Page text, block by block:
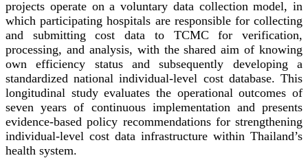
projects operate on a voluntary data collection model, in
which participating hospitals are responsible for collecting
and submitting cost data to TCMC for verification,
processing, and analysis, with the shared aim of knowing
own efficiency status and subsequently developing a
standardized national individual-level cost database. This
longitudinal study evaluates the operational outcomes of
seven years of continuous implementation and presents
evidence-based policy recommendations for strengthening
individual-level cost data infrastructure within Thailand’s
health system.